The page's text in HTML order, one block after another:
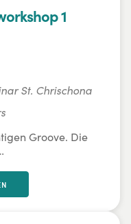
1
St. Chrischona
Groove. Die
führt auf
Art und Weise